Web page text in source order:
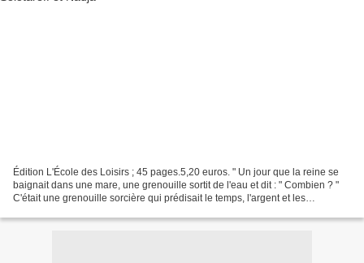
Édition L'École des Loisirs ; 45 pages.5,20 euros. " Un jour que la reine se
baignait dans une mare, une grenouille sortit de l'eau et dit : " Combien ? "
C'était une grenouille sorcière qui prédisait le temps, l'argent et les